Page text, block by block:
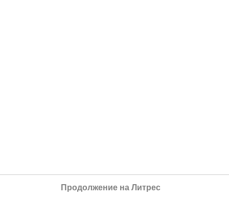
Продолжение на Литрес